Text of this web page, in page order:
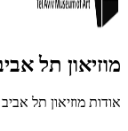
מוזיאון תל
אודות מוזיאון תל אביב